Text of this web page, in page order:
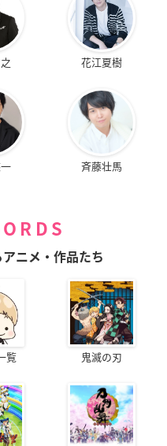
花江夏樹
斉藤壮馬
ニメ・作品たち
覧 鬼滅の刃